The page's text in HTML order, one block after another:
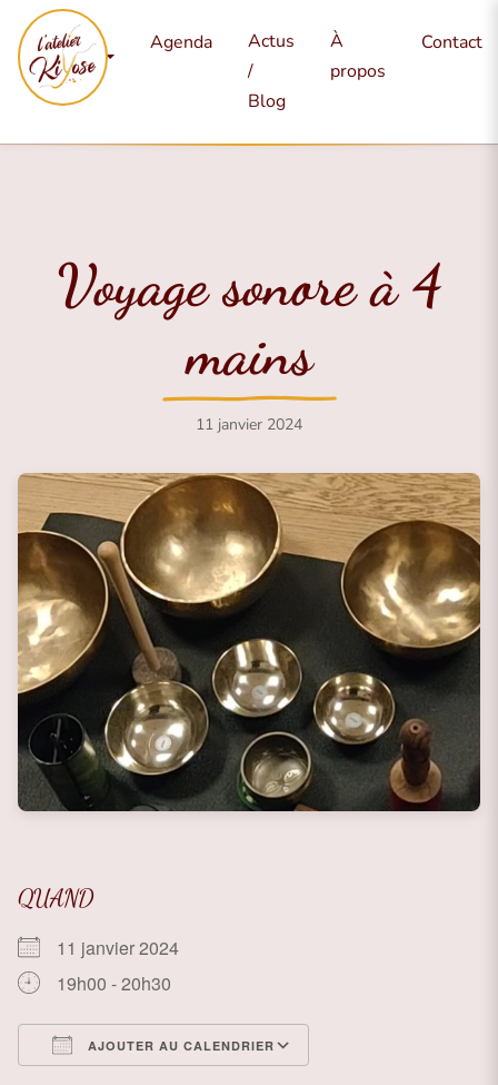
Mes
services
Agenda
Actus
/
Blog
À
propos
Contact
Voyage sonore à 4
mains
11 janvier 2024
QUAND
11 janvier 2024
19h00 - 20h30
AJOUTER AU CALENDRIER